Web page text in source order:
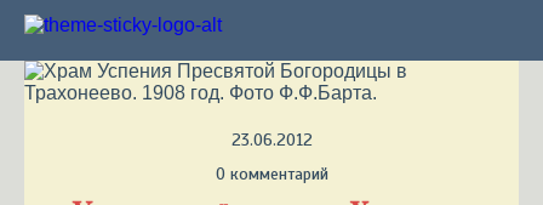
23.06.2012
0 комментарий